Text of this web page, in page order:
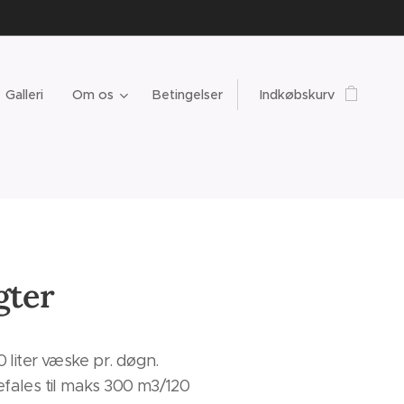
Galleri Om os Betingelser Indkøbskurv
liter væske pr. døgn.
til maks 300 m3/120